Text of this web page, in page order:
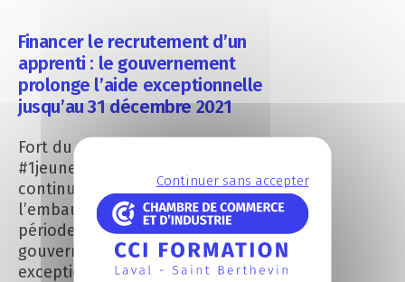
Financer le recrutement d’un
apprenti : le gouvernement
prolonge l’aide exceptionnelle
jusqu’au 31 décembre 2021
Fort du succès du plan
#1jeune1solution et pour
continuer à encourager
l’embauche des jeunes dans cette
période de pandémie, le
gouvernement prolonge l’aide
exceptionnelle des entreprises
Continuer sans accepter